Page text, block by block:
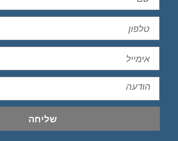
שליחה